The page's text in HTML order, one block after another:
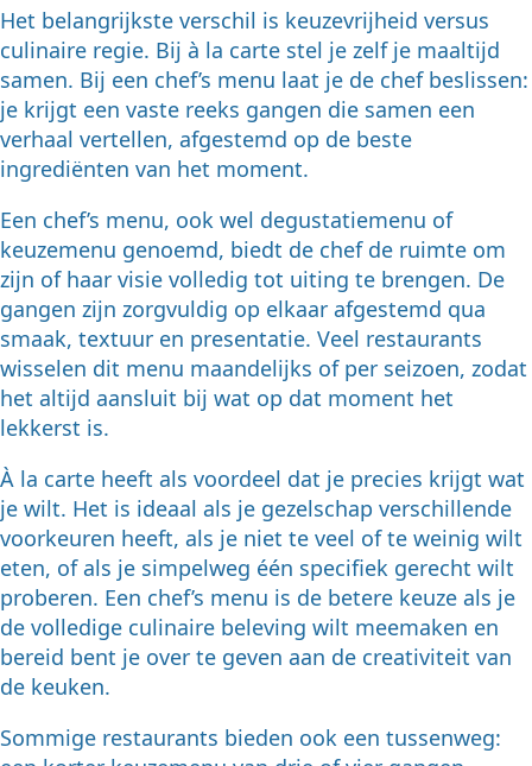
Het belangrijkste verschil is keuzevrijheid versus
culinaire regie. Bij à la carte stel je zelf je maaltijd
samen. Bij een chef’s menu laat je de chef beslissen:
je krijgt een vaste reeks gangen die samen een
verhaal vertellen, afgestemd op de beste
ingrediënten van het moment.
Een chef’s menu, ook wel degustatiemenu of
keuzemenu genoemd, biedt de chef de ruimte om
zijn of haar visie volledig tot uiting te brengen. De
gangen zijn zorgvuldig op elkaar afgestemd qua
smaak, textuur en presentatie. Veel restaurants
wisselen dit menu maandelijks of per seizoen, zodat
het altijd aansluit bij wat op dat moment het
lekkerst is.
À la carte heeft als voordeel dat je precies krijgt wat
je wilt. Het is ideaal als je gezelschap verschillende
voorkeuren heeft, als je niet te veel of te weinig wilt
eten, of als je simpelweg één specifiek gerecht wilt
proberen. Een chef’s menu is de betere keuze als je
de volledige culinaire beleving wilt meemaken en
bereid bent je over te geven aan de creativiteit van
de keuken.
Sommige restaurants bieden ook een tussenweg: